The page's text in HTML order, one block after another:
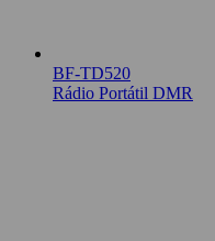
BF-TD520
Rádio Portátil DMR